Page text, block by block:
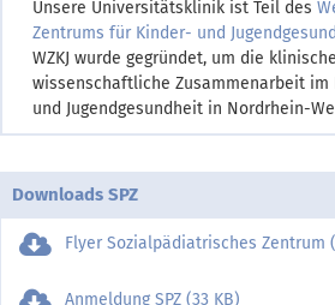
Unsere Universitätsklinik ist Teil des
Zentrums für Kinder- und
WZKJ wurde gegründet, um die
wissenschaftliche Zusammenarbeit im
und Jugendgesundheit in Nordrhein-
Downloads SPZ
Flyer Sozialpädiatrisches Zentrum